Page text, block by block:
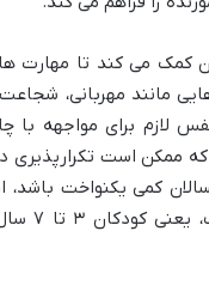
کمک می کند تا مهارت
مانند مهربانی،
لازم برای مواجهه با
ممکن است تکرارپذیری
کمی یکنواخت باشد،
برای